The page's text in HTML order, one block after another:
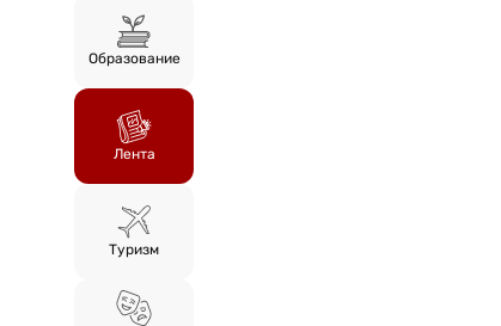
Образование
Лента
Туризм